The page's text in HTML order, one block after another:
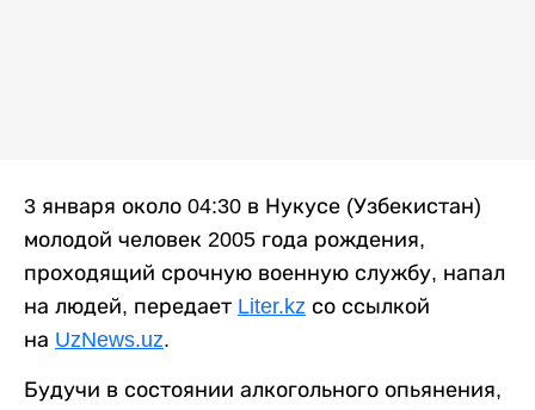
3 января около 04:30 в Нукусе (Узбекистан)
молодой человек 2005 года рождения,
проходящий срочную военную службу, напал
на людей, передает Liter.kz со ссылкой
на UzNews.uz.
Будучи в состоянии алкогольного опьянения,